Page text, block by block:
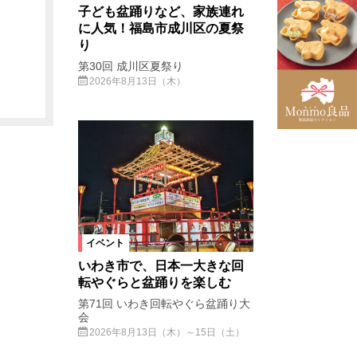
子ども盆踊りなど、家族連れ
に人気！福島市成川区の夏祭
り
第30回 成川区夏祭り
2026年8月13日（木）
イベント
いわき市で、日本一大きな回
転やぐらと盆踊りを楽しむ
第71回 いわき回転やぐら盆踊り大
会
2026年8月13日（木）～15日（土）